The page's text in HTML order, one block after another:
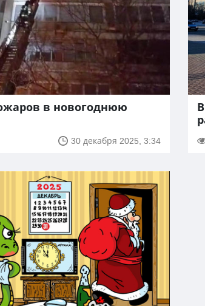
в новогоднюю
30 декабря 2025, 3:34